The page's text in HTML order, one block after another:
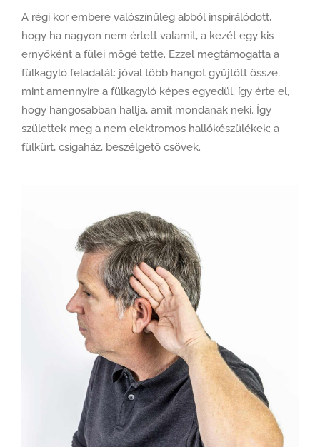
A régi kor embere valószínűleg abból inspirálódott,
hogy ha nagyon nem értett valamit, a kezét egy kis
ernyőként a fülei mögé tette. Ezzel megtámogatta a
fülkagyló feladatát: jóval több hangot gyűjtött össze,
mint amennyire a fülkagyló képes egyedül, így érte el,
hogy hangosabban hallja, amit mondanak neki. Így
születtek meg a nem elektromos hallókészülékek: a
fülkürt, csigaház, beszélgető csövek.